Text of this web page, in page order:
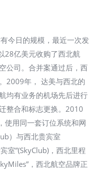
今日的规模，最近一次发
28亿美元收购了西北航
公司。合并案通过后，西
2009年， 达美与西北的
均有业务的机场先后进行
整合和标志更换。2010
使用同一套订位系统和网
）与西北贵宾室
室”(SkyClub)，西北里程
，西北航空品牌正